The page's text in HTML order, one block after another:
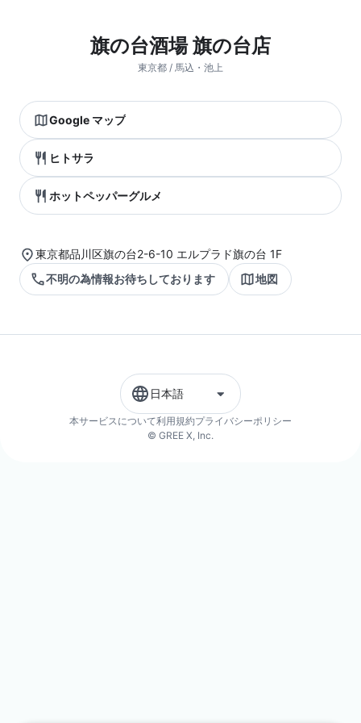
旗の台酒場 旗の台店
東京都 / 馬込・池上
Google マップ
ヒトサラ
ホットペッパーグルメ
東京都品川区旗の台2-6-10 エルプラド旗の台 1F
不明の為情報お待ちしております
地図
日本語
本サービスについて利用規約プライバシーポリシー
© GREE X, Inc.